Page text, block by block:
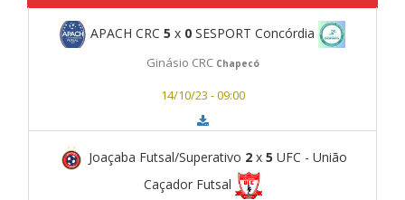
APACH CRC 5 x 0 SESPORT Concórdia
Ginásio CRC Chapecó
14/10/23 - 09:00
Joaçaba Futsal/Superativo 2 x 5 UFC - União
Caçador Futsal